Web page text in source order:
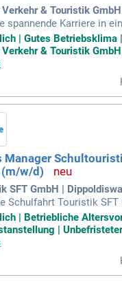
& Touristik
spannende Karriere in
mit über 90 Jahren
mit Freude an
Sie von
erwartet Sie ein kleiner,
eine persönliche
30
auf Reisen. Werden
gestalten Sie Ihre
| Gutes Betriebsklima
& Touristik
Manager
w/d)
SFT GmbH |
Schulfahrt Touristik
worden und zählt zu
im Bildungs- und
Europa nahezu
| Betriebliche
|